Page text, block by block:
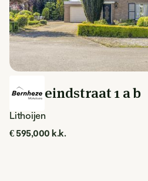
Steegeindstraat 1 a b
Lithoijen
€ 595,000 k.k.